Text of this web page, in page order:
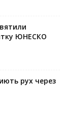
ЮНЕСКО
рух через